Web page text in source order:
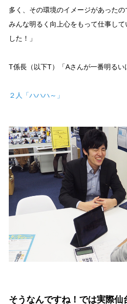
多く、その環境のイメージがあったの
みんな明るく向上心をもって仕事し
した！」
T係長（以下T）「Aさんが一番明るい
２人「ハハハ～」
そうなんですね！では実際仙